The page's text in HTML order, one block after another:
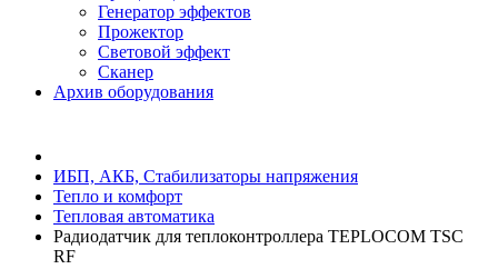
Генератор эффектов
Прожектор
Световой эффект
Сканер
Архив оборудования
ИБП, АКБ, Стабилизаторы напряжения
Тепло и комфорт
Тепловая автоматика
Радиодатчик для теплоконтроллера TEPLOCOM TSC
RF